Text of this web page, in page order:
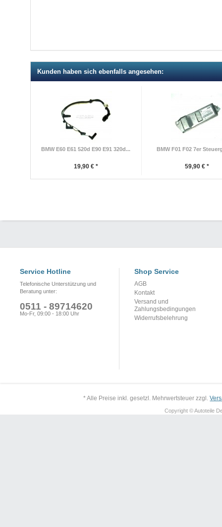
Kunden haben sich ebenfalls angesehen:
BMW E60 E61 520d E90 E91 320d...
19,90 € *
BMW F01 F02 7er
59,90 € *
Service Hotline
Telefonische Unterstützung und
Beratung unter:
0511 - 89714620
Mo-Fr, 09:00 - 18:00 Uhr
Shop Service
AGB
Kontakt
Versand und
Zahlungsbedingungen
Widerrufsbelehrung
* Alle Preise inkl. gesetzl. Mehrwertsteuer zzgl.
Copyright © Autoteile